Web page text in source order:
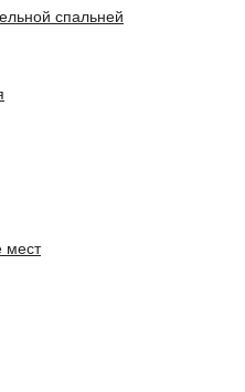
спальней
мест